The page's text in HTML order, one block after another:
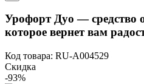
Урофорт Дуо — средство
которое вернет вам
Код товара: RU-A004529
Скидка
-93%